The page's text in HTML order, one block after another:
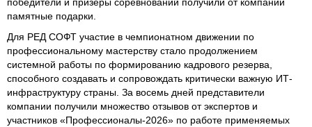
памятные подарки.
Для РЕД СОФТ участие в чемпионатном движении по
профессиональному мастерству стало продолжением
системной работы по формированию кадрового резерва,
способного создавать и сопровождать критически важную ИТ-
инфраструктуру страны. За восемь дней представители
компании получили множество отзывов от экспертов и
участников «Профессионалы-2026» по работе применяемых